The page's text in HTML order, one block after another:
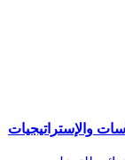
والإستراتيجيات